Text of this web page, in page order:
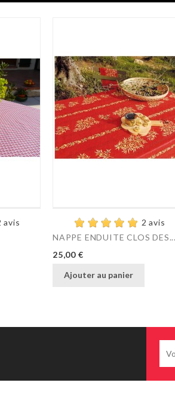
avis
2 avis
NAPPE ENDUITE CLOS DES...
Prix
25,00 €
Ajouter au panier